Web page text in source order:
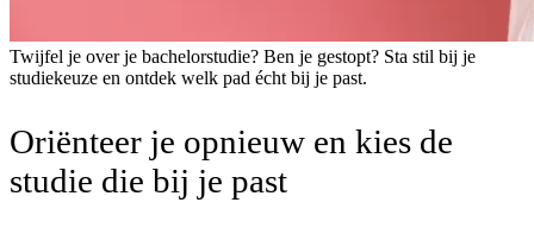
Twijfel je over je bachelorstudie? Ben je gestopt? Sta stil bij je
studiekeuze en ontdek welk pad écht bij je past.
Oriënteer je opnieuw en kies de
studie die bij je past